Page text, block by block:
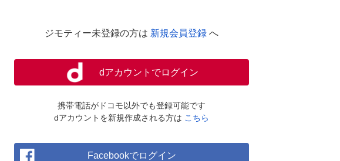
ジモティー未登録の方は 新規会員登録 へ
dアカウントでログイン
携帯電話がドコモ以外でも登録可能です
dアカウントを新規作成される方は こちら
Facebookでログイン